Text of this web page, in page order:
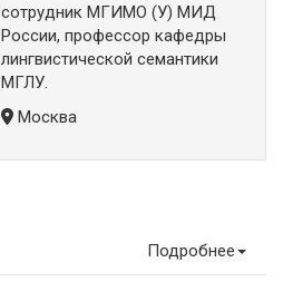
сотрудник МГИМО (У) МИД
России, профессор кафедры
лингвистической семантики
МГЛУ.
Москва
Подробнее